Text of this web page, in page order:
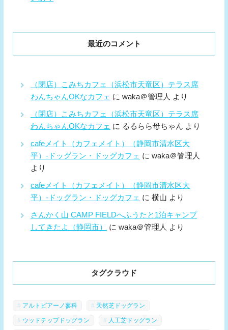
最近のコメント
（閉店）こみちカフェ（浜松市天竜区）テラス席
わんちゃんOKなカフェ に waka＠管理人 より
（閉店）こみちカフェ（浜松市天竜区）テラス席
わんちゃんOKなカフェ に るるらら母ちゃん より
cafeメイト（カフェメイト）（静岡市清水区大
平）-ドッグラン・ドッグカフェ に waka＠管理人
より
cafeメイト（カフェメイト）（静岡市清水区大
平）-ドッグラン・ドッグカフェ に 横山 より
さんかく山 CAMP FIELDへふうたと1泊キャンプ
してきたよ（静岡市）
に waka＠管理人 より
タグクラウド
アルトピアーノ蓼科 天然芝ドッグラン
ウッドチップドッグラン 人工芝ドッグラン